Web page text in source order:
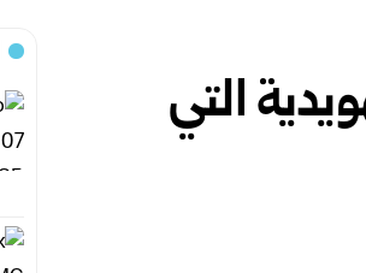
التي